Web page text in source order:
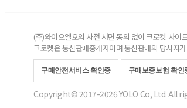
(주)와이오엘오의 사전 서면 동의 없이 크로켓 사이
크로켓은 통신판매중개자이며 통신판매의 당사자
구매안전서비스 확인증 구매보증보험 확인
Copyright© 2017-2026 YOLO Co, Ltd. All